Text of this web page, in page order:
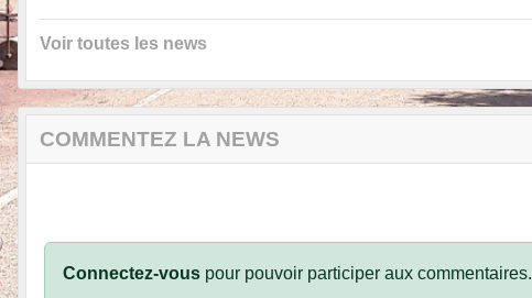
Voir toutes les news
COMMENTEZ LA NEWS
Connectez-vous pour pouvoir participer aux commentaires.